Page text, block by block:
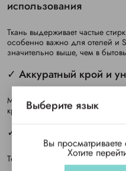
использования
Ткань выдерживает частые
особенно важно для отелей и
значительно выше, чем в
✓ Аккуратный крой и
Модель подходит как
крой обеспечивает свободу
✓ Расширенная
Теперь вы можете подобрать
Выберите язык
Вы
Хотите